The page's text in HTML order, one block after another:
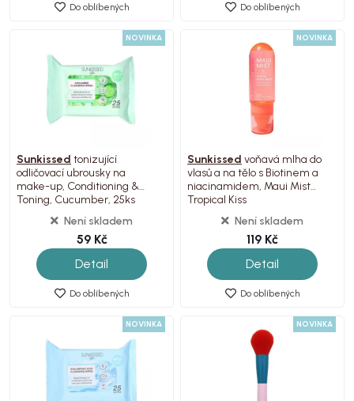
Do oblíbených Do oblíbených
NOVINKA
Sunkissed tonizující
odličovací ubrousky na
make-up, Conditioning &
Toning, Cucumber, 25ks
Není skladem
59 Kč
Detail
Do oblíbených
NOVINKA
Sunkissed voňavá mlha do
vlasů a na tělo s Biotinem a
niacinamidem, Maui Mist
Tropical Kiss
Není skladem
119 Kč
Detail
Do oblíbených
NOVINKA NOVINKA